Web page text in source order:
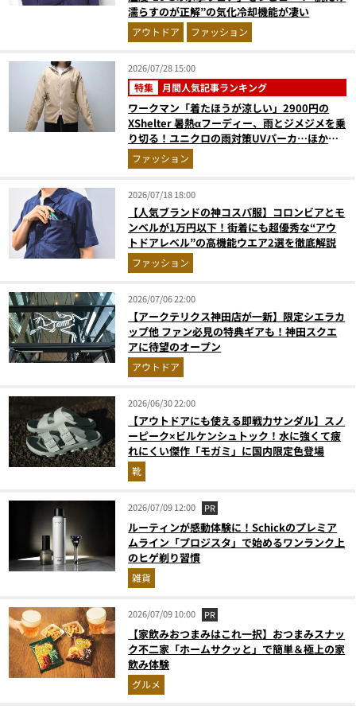
濡らすのが正解”の気化冷却機能が凄い
アウトドア ファッション
2026/07/28 15:00
特集 月間人気記事ランキング
ワークマン「着たほうが涼しい」2900円の
XShelter 暑熱αフーディー、雨とジメジメを乗
り切る！ユニクロの雨対策UVパーカ…ほか
【アウターの人気記事ランキングベスト3】
（2026年6月版）
ファッション
2026/07/18 18:00
【人気ブランドの神コスパ服】コロンビアとモ
ンベルが1万円以下！街着にも超優秀な“アウ
トドアレベル”の高機能ウエア2選を徹底解説
ファッション
2026/07/06 22:00
【アークテリクス神田店が一新】限定シエラカ
ップ他 ファン必見の特典ギアも！神田スクエ
アに待望のオープン
アウトドア
2026/06/30 22:00
【アウトドアにも使える即戦力サンダル】スノ
ーピーク×ビルケンシュトック！水に強くて疲
れにくい傑作「モガミ」に国内限定色登場
靴
2026/07/09 12:00 PR
ルーティンが感動体験に！Schickのプレミア
ムライン「プロジスタ」で始めるワンランク上
のヒゲ剃り習慣
雑貨
2026/07/09 10:00 PR
【家飲みおつまみはこれ一択】おつまみスナッ
ク不二家「ホームサクッと」で簡単＆極上の家
飲み体験
グルメ